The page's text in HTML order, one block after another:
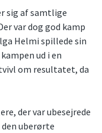
sig af samtlige
var dog god kamp
Helmi spillede sin
ud i en
om resultatet, da
der var ubesejrede
den uberørte